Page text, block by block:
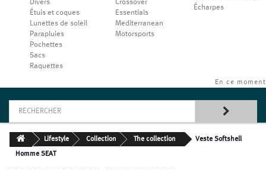
Divers
Étuis et coques
Lunettes de soleil
Parapluies
Pochettes
Sacs
Raquettes
Crossover
Essentials
Mediterranean
Motorsports
Écharpes
En ce moment
Lifestyle Collection The collection Veste Softshell
Homme SEAT